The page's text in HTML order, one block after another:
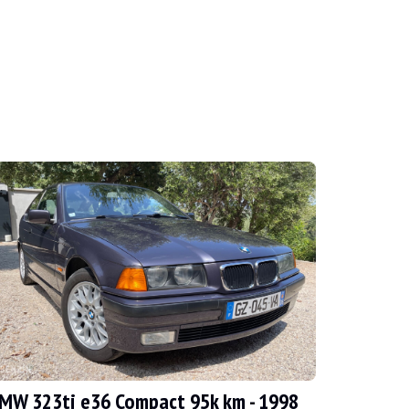
un motor eléctrico, entonces sí, este
323ti e36 Compact 95k km - 1998